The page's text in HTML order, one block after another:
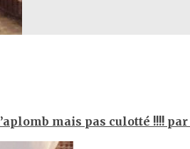
mais pas culotté !!!!